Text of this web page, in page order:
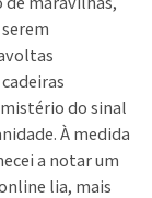
do sinal
À medida
a notar um
lia, mais